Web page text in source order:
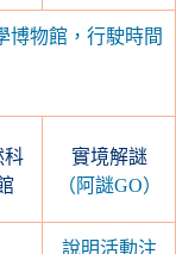
博物館，行駛時間
科
實境解謎
（阿謎GO）
說明活動注